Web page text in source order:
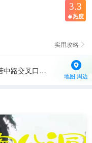
3.3
 热度
实用攻略 
浙江省温州市永嘉县大若岩镇九黄线与大若中路交叉口北500米
地图·周边